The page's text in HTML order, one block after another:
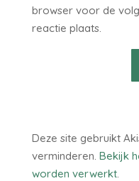
browser voor de
reactie plaats.
Deze site gebruikt
verminderen. Bekijk
worden verwerkt.